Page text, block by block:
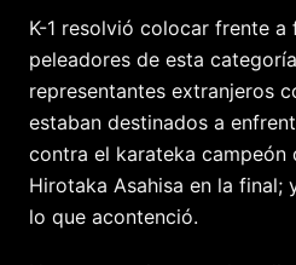
K-1 resolvió colocar frente a
peleadores de esta
representantes extranjeros
estaban destinados a
contra el karateka campeón
Hirotaka Asahisa en la final;
lo que acontenció.